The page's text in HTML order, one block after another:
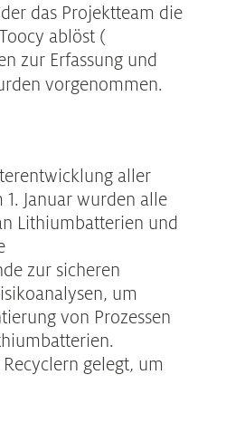
das Projektteam die
ablöst (
zur Erfassung und
vorgenommen.
aller
Januar wurden alle
Lithiumbatterien und
zur sicheren
um
von Prozessen
gelegt, um